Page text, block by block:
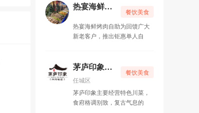
07-23
热宴海鲜烤肉自助（永旺店）
07-23
茅庐印象（万达店）
肯德基（运河城店）
07-20
李先生（运河城店）
餐饮美食
热宴海鲜烤肉自助（永旺店）
热宴海鲜烤肉自助为回馈广大
新老客户，推出钜惠单人自
餐饮美食
茅庐印象（万达店）
任城区
茅庐印象主要经营特色川菜，
食府格调别致，复古气息的